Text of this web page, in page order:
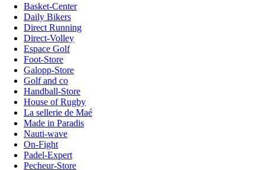
Basket-Center
Daily Bikers
Direct Running
Direct-Volley
Espace Golf
Foot-Store
Galopp-Store
Golf and co
Handball-Store
House of Rugby
La sellerie de Maé
Made in Paradis
Nauti-wave
On-Fight
Padel-Expert
Pecheur-Store